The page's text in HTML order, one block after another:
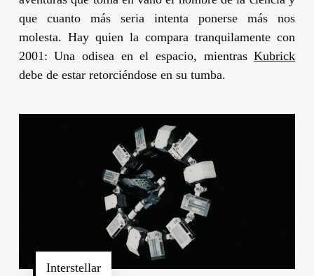
que cuanto más seria intenta ponerse más nos
molesta. Hay quien la compara tranquilamente con
2001: Una odisea en el espacio, mientrasKubrick
debe de estar retorciéndose en su tumba.
Interstellar